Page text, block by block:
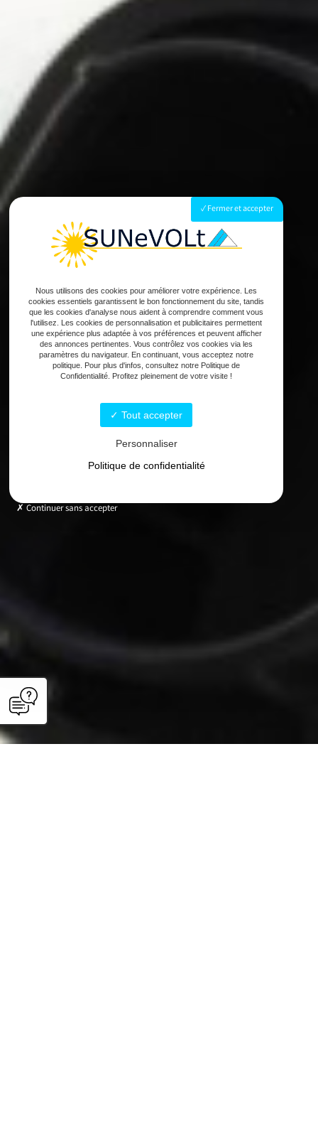
Fermer et accepter
Nous utilisons des cookies pour améliorer votre expérience. Les
cookies essentiels garantissent le bon fonctionnement du site, tandis
que les cookies d'analyse nous aident à comprendre comment vous
l'utilisez. Les cookies de personnalisation et publicitaires permettent
une expérience plus adaptée à vos préférences et peuvent afficher
des annonces pertinentes. Vous contrôlez vos cookies via les
paramètres du navigateur. En continuant, vous acceptez notre
politique. Pour plus d'infos, consultez notre Politique de
Confidentialité. Profitez pleinement de votre visite !
Tout accepter
Personnaliser
Politique de confidentialité
Continuer sans accepter